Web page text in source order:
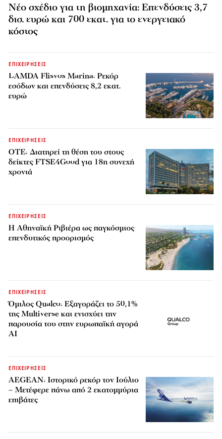
Νέο σχέδιο για τη βιομηχανία: Επενδύσεις 3,7
δισ. ευρώ και 700 εκατ. για το ενεργειακό
κόστος
ΕΠΙΧΕΙΡΗΣΕΙΣ
LAMDA Flisvos Marina: Ρεκόρ
εσόδων και επενδύσεις 8,2 εκατ.
ευρώ
ΕΠΙΧΕΙΡΗΣΕΙΣ
ΟΤΕ: Διατηρεί τη θέση του στους
δείκτες FTSE4Good για 18η συνεχή
χρονιά
ΕΠΙΧΕΙΡΗΣΕΙΣ
Η Αθηναϊκή Ριβιέρα ως παγκόσμιος
επενδυτικός προορισμός
ΕΠΙΧΕΙΡΗΣΕΙΣ
Όμιλος Qualco: Εξαγοράζει το 50,1%
της Multiverse και ενισχύει την
παρουσία του στην ευρωπαϊκή αγορά
AI
ΕΠΙΧΕΙΡΗΣΕΙΣ
AEGEAN: Ιστορικό ρεκόρ τον Ιούλιο
– Μετέφερε πάνω από 2 εκατομμύρια
επιβάτες